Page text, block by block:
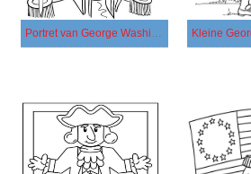
Portret van George Washington met sterren